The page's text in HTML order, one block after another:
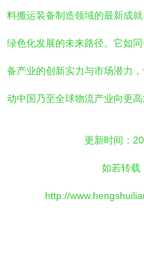
料搬运装备制造领域的最新成
绿色化发展的未来路径。它如
备产业的创新实力与市场潜力
动中国乃至全球物流产业向更高
更新时间：
如若转载
http://